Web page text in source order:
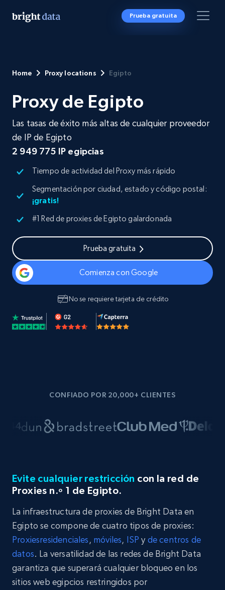
Prueba gratuita
Home Proxy locations Egipto
Proxy de Egipto
Las tasas de éxito más altas de cualquier proveedor
de IP de Egipto
2 949 775 IP egipcias
Tiempo de actividad del Proxy más rápido
Segmentación por ciudad, estado y código postal:
¡gratis!
#1 Red de proxies de Egipto galardonada
Prueba gratuita
Comienza con Google
No se requiere tarjeta de crédito
CONFIADO POR 20,000+ CLIENTES
Evite cualquier restricción con la red de
Proxies n.º 1 de Egipto.
La infraestructura de proxies de Bright Data en
Egipto se compone de cuatro tipos de proxies:
Proxiesresidenciales, móviles, ISP y de centros de
datos. La versatilidad de las redes de Bright Data
garantiza que superará cualquier bloqueo en los
sitios web egipcios restringidos por